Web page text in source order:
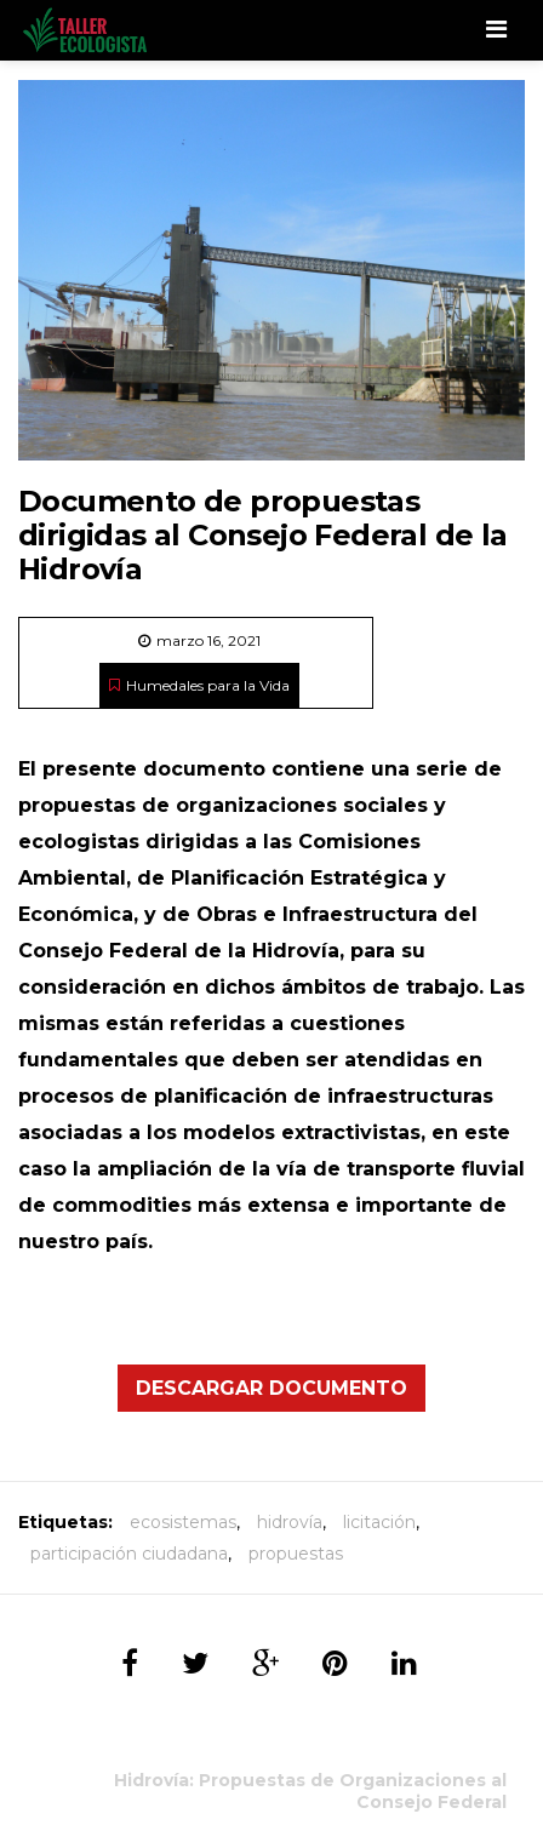
Documento de propuestas
dirigidas al Consejo Federal de la
Hidrovía
marzo 16, 2021
Humedales para la Vida
El presente documento contiene una serie de
propuestas de organizaciones sociales y
ecologistas dirigidas a las Comisiones
Ambiental, de Planificación Estratégica y
Económica, y de Obras e Infraestructura del
Consejo Federal de la Hidrovía, para su
consideración en dichos ámbitos de trabajo. Las
mismas están referidas a cuestiones
fundamentales que deben ser atendidas en
procesos de planificación de infraestructuras
asociadas a los modelos extractivistas, en este
caso la ampliación de la vía de transporte fluvial
de commodities más extensa e importante de
nuestro país.
DESCARGAR DOCUMENTO
Etiquetas: ecosistemas, hidrovía, licitación,
participación ciudadana, propuestas
Hidrovía: Propuestas de Organizaciones al
Consejo Federal